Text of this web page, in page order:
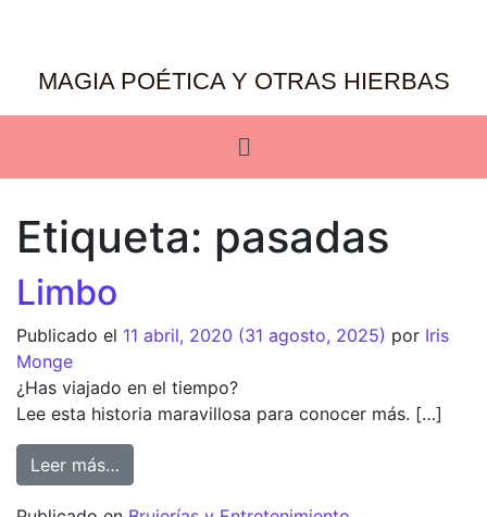
MAGIA POÉTICA Y OTRAS HIERBAS
Etiqueta: pasadas
Limbo
Publicado el 11 abril, 2020 (31 agosto, 2025) por Iris
Monge
¿Has viajado en el tiempo?
Lee esta historia maravillosa para conocer más. […]
Leer más…